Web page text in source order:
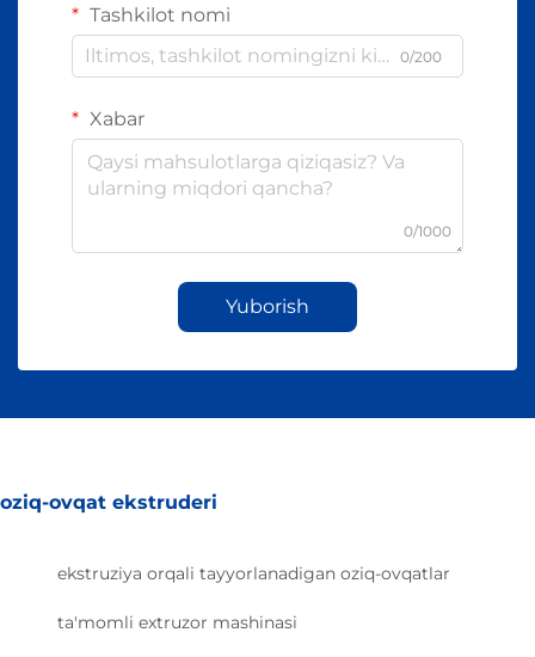
Tashkilot nomi
0/200
Xabar
0/1000
Yuborish
oziq-ovqat ekstruderi
ekstruziya orqali tayyorlanadigan oziq-ovqatlar
ta'momli extruzor mashinasi